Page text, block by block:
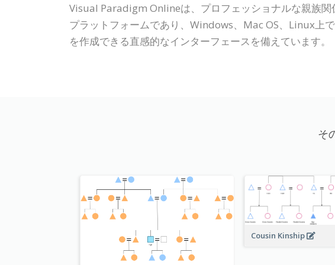
Visual Paradigm Onlineは、プロフェッショナルな親族
プラットフォームであり、Windows、Mac OS、Linux上
を作成できる直感的なインターフェースを備えています。
そ
Cousin Kinship